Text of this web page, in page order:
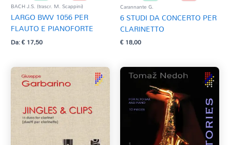
BACH J.S. (trascr. M. Scappini)
LARGO BWV 1056 PER
FLAUTO E PIANOFORTE
Da:€17,50
Carannante G.
6 STUDI DA CONCERTO PER
CLARINETTO
€18,00